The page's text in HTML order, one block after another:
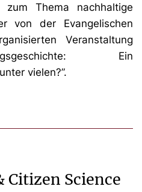
zum Thema nachhaltige
von der Evangelischen
Veranstaltung
Ein
vielen?”.
Science